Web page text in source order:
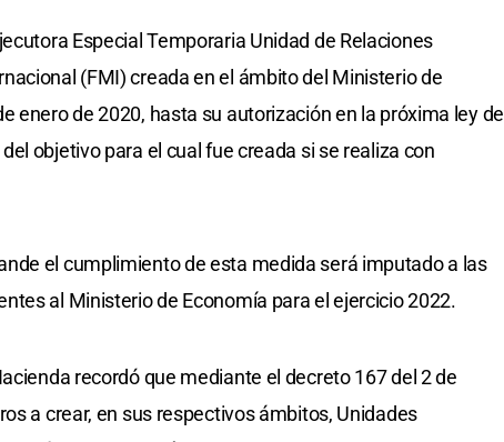
Especial Temporaria Unidad de Relaciones
(FMI) creada en el ámbito del Ministerio de
enero de 2020, hasta su autorización en la próxima ley de
objetivo para el cual fue creada si se realiza con
el cumplimiento de esta medida será imputado a las
al Ministerio de Economía para el ejercicio 2022.
recordó que mediante el decreto 167 del 2 de
a crear, en sus respectivos ámbitos, Unidades